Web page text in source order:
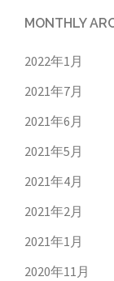
MONTHLY
2022年1月
2021年7月
2021年6月
2021年5月
2021年4月
2021年2月
2021年1月
2020年11月